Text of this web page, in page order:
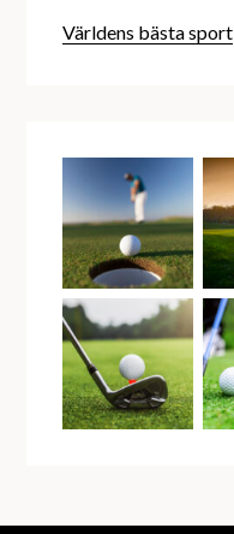
Världens bästa sport